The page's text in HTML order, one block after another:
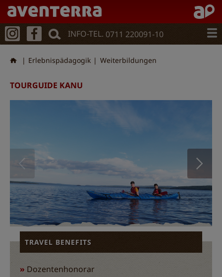
Direkt
zum
Inhalt
INFO-TEL. 0711 220091-10
Erlebnispädagogik Weiterbildungen
TOURGUIDE KANU
TRAVEL BENEFITS
Dozentenhonorar